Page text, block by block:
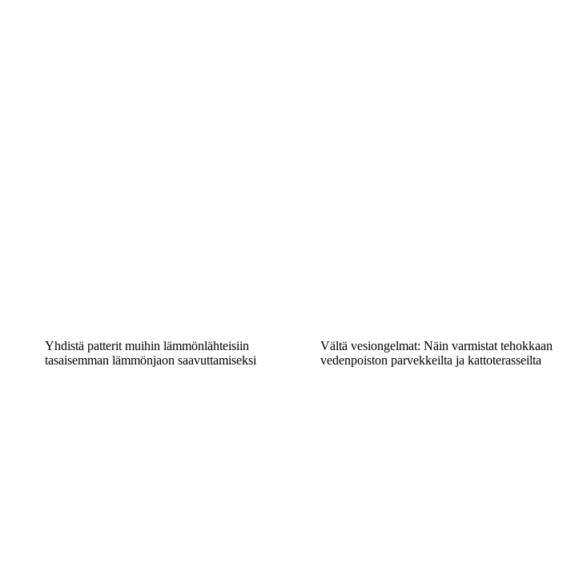
Yhdistä patterit muihin lämmönlähteisiin
tasaisemman lämmönjaon saavuttamiseksi
Vältä vesiongelmat: Näin varmistat tehokkaan
vedenpoiston parvekkeilta ja kattoterasseilta